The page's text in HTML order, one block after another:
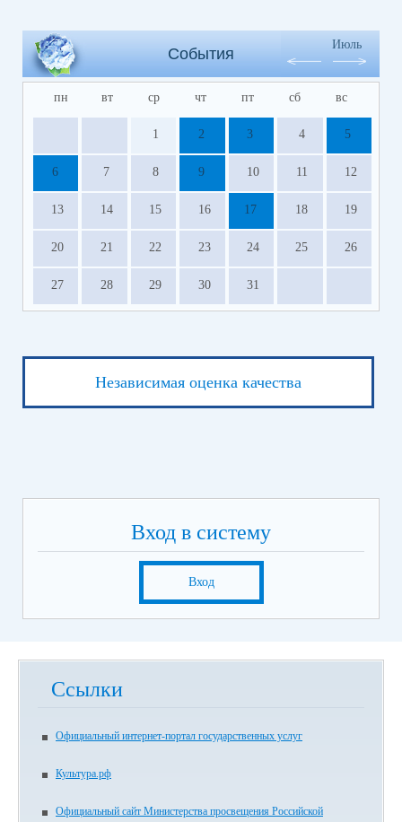
События
Июль
пн вт ср чт пт сб вс
1 2 3 4 5
6 7 8 9 10 11 12
13 14 15 16 17 18 19
20 21 22 23 24 25 26
27 28 29 30 31
Независимая оценка качества
Вход в систему
Вход
Ссылки
Официальный интернет-портал государственных услуг
Культура.рф
Официальный сайт Министерства просвещения Российской